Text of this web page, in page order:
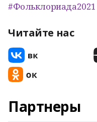
#Фольклориада2021
Читайте нас
Партнеры